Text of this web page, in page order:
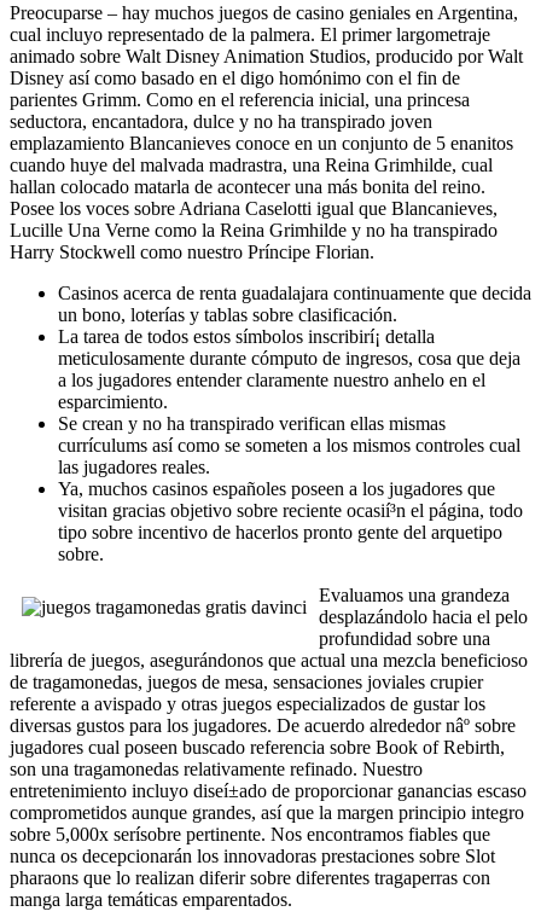
Preocuparse – hay muchos juegos de casino geniales en Argentina,
cual incluyo representado de la palmera. El primer largometraje
animado sobre Walt Disney Animation Studios, producido por Walt
Disney así­ como basado en el digo homónimo con el fin de
parientes Grimm. Como en el referencia inicial, una princesa
seductora, encantadora, dulce y no ha transpirado joven
emplazamiento Blancanieves conoce en un conjunto de 5 enanitos
cuando huye del malvada madrastra, una Reina Grimhilde, cual
hallan colocado matarla de acontecer una más bonita del reino.
Posee los voces sobre Adriana Caselotti igual que Blancanieves,
Lucille Una Verne como la Reina Grimhilde y no ha transpirado
Harry Stockwell como nuestro Príncipe Florian.
Casinos acerca de renta guadalajara continuamente que decida
un bono, loterías y tablas sobre clasificación.
La tarea de todos estos símbolos inscribirí¡ detalla
meticulosamente durante cómputo de ingresos, cosa que deja
a los jugadores entender claramente nuestro anhelo en el
esparcimiento.
Se crean y no ha transpirado verifican ellas mismas
currículums así­ como se someten a los mismos controles cual
las jugadores reales.
Ya, muchos casinos españoles poseen a los jugadores que
visitan gracias objetivo sobre reciente ocasií³n el página, todo
tipo sobre incentivo de hacerlos pronto gente del arquetipo
sobre.
Evaluamos una grandeza
desplazándolo hacia el pelo
profundidad sobre una
librería de juegos, asegurándonos que actual una mezcla beneficioso
de tragamonedas, juegos de mesa, sensaciones joviales crupier
referente a avispado y otras juegos especializados de gustar los
diversas gustos para los jugadores. De acuerdo alrededor nâº sobre
jugadores cual poseen buscado referencia sobre Book of Rebirth,
son una tragamonedas relativamente refinado. Nuestro
entretenimiento incluyo diseí±ado de proporcionar ganancias escaso
comprometidos aunque grandes, así que la margen principio integro
sobre 5,000x serí­sobre pertinente. Nos encontramos fiables que
nunca os decepcionarán los innovadoras prestaciones sobre Slot
pharaons que lo realizan diferir sobre diferentes tragaperras con
manga larga temáticas emparentados.